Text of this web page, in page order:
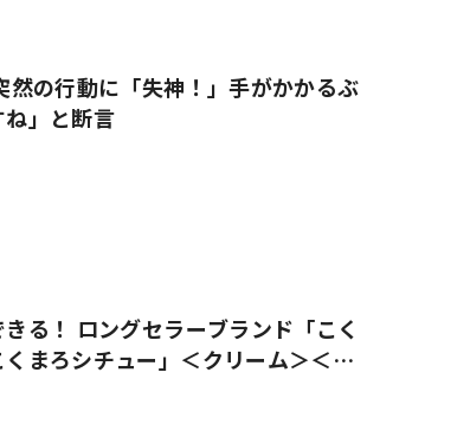
の行動に「失神！」手がかかるぶ
」と断言
る！ ロングセラーブランド「こく
まろシチュー」＜クリーム＞＜ビ